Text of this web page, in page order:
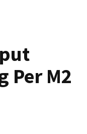
Per M2